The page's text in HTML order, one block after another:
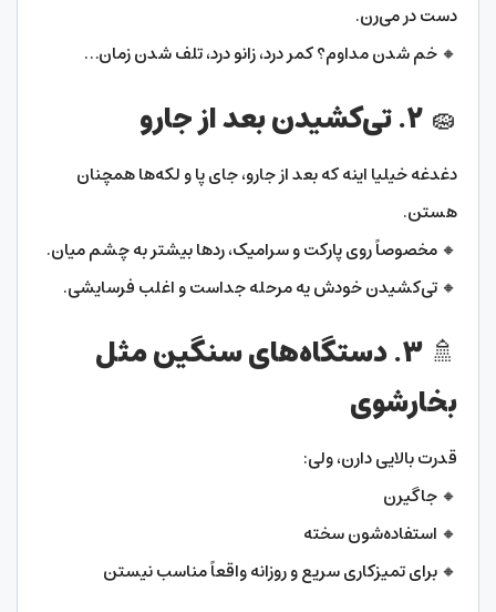
دست در می‌رن.
🔸 خم شدن مداوم؟ کمر درد، زانو درد، تلف شدن زمان…
🧽 ۲. تی‌کشیدن بعد از جارو
دغدغه خیلیا اینه که بعد از جارو، جای پا و لکه‌ها همچنان
هستن.
🔸 مخصوصاً روی پارکت و سرامیک، ردها بیشتر به چشم میان.
🔸 تی‌کشیدن خودش یه مرحله جداست و اغلب فرسایشی.
🚿 ۳. دستگاه‌های سنگین مثل
بخارشوی
قدرت بالایی دارن، ولی:
🔸 جاگیرن
🔸 استفاده‌شون سخته
🔸 برای تمیزکاری سریع و روزانه واقعاً مناسب نیستن